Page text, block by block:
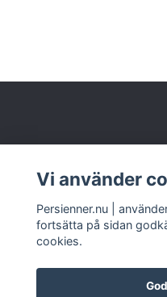
Kundtjänst
Vi använder
Persienner.nu |
fortsätta på sidan
cookies.